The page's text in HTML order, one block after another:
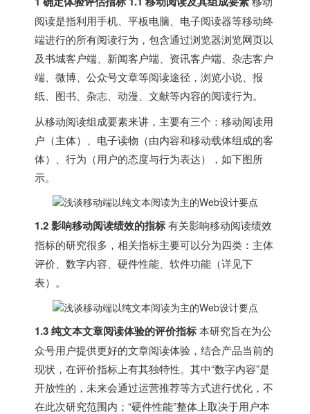
阅读是指利用手机、平板电脑、电子阅读器等移动终
端进行的所有阅读行为，包含通过浏览器浏览网页以
及书城客户端、新闻客户端、资讯客户端、杂志客户
端、微博、公众号文章等阅读途径，浏览小说、报
纸、图书、杂志、动漫、文献等内容的阅读行为。
从移动阅读组成要素来讲，主要有三个：移动阅读用
户（主体）、电子读物（由内容和移动载体组成的客
体）、行为（用户的态度与行为表达），如下图所
示。
1.2 影响移动阅读绩效的指标有关影响移动阅读绩效
指标的研究很多，相关指标主要可以分为四类：主体
评价、数字内容、硬件性能、软件功能（详见下
表）。
1.3 纯文本文章阅读体验的评价指标本研究旨在为公
众号用户提供更好的文章阅读体验，结合产品当前的
现状，在评价指标上有其独特性。其中“数字内容”是
开放性的，未来会通过运营推荐等方式进行优化，不
在此次研究范围内；“硬件性能”整体上取决于用户本